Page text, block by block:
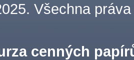
Všechna práva
cenných